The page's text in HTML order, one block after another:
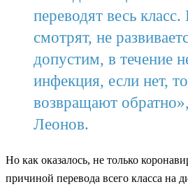
переводят весь
смотрят, не
допустим, в течение
инфекция, если нет,
возвращают
Леонов.
Но как оказалось, не только
причиной перевода всего класса на